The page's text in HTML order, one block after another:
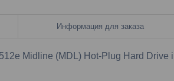
Информация для заказа
Midline (MDL) Hot-Plug Hard Drive